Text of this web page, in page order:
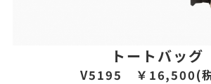
トートバッグ
V5195 ￥16,500(